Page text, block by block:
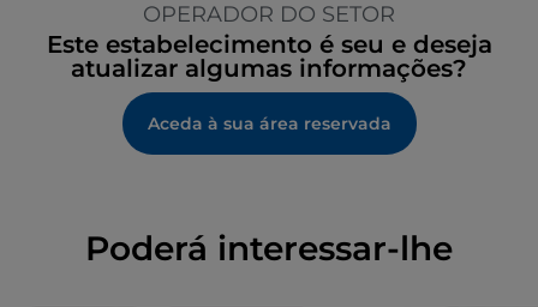
OPERADOR DO SETOR
Este estabelecimento é seu e deseja
atualizar algumas informações?
Aceda à sua área reservada
Poderá interessar-lhe